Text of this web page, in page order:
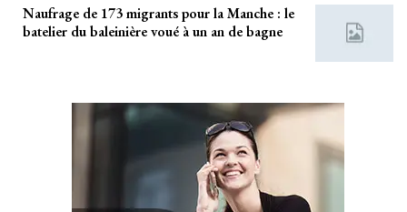
Naufrage de 173 migrants pour la Manche : le
batelier du baleinière voué à un an de bagne